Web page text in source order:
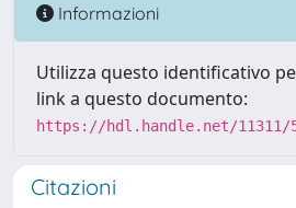
Informazioni
Utilizza questo identificativo
link a questo documento:
https://hdl.handle.net/11311/
Citazioni